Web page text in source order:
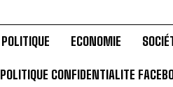
POLITIQUE ECONOMIE
POLITIQUE CONFIDENTIALITE